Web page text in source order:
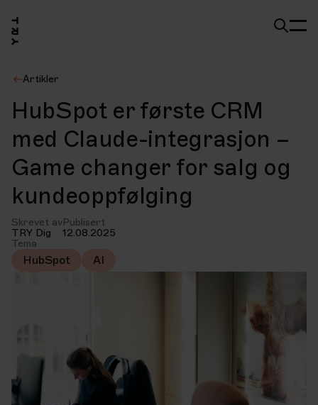
Artikler
HubSpot er første CRM
med Claude-integrasjon –
Game changer for salg og
kundeoppfølging
Skrevet av
TRY Dig
Publisert
12.08.2025
Tema
HubSpot AI